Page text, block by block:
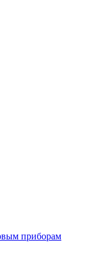
приборам